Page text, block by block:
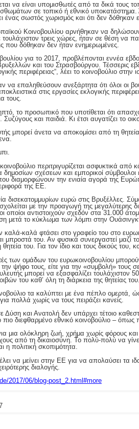
να είναι υπομισθωτές από τα δικά τους
σε τοπικό ή εθνικό
ένας σωστός χωρισμός και ότι δεν δόθηκαν
Κοινοβουλίου αρνήθηκαν να
τρεις χώρες, ήταν σε θέση να
που δόθηκαν δεν ήταν ενημερωμένες.
για το 2017, προβλέπονται εννέα
και του Στρασβούργου. Τέσσερις
περιφέρειας“, λέει το κοινοβούλιο στην
να επαληθεύσουν ανεξάρτητα ότι όλοι οι
στις εργασίες εκλογικής
τους.
το προσωπικό που υποτίθεται ότι
Συζύγους και παιδιά. Κι έτσι αυγατίζει το
μπορεί άνετα να αποκομίσει από τη
περιτριγυρίζεται ασφυκτικά
δημοσίων σχέσεων και εμπορικοί
διαμορφώνουν την ενιαία αγορά της
της ΕΕ.
δισεκατομμυρίων ευρώ στις Βρυξέλλες.
με την προαγωγή της μεγαλύτερης
οποίοι αντιστοιχούν σχεδόν στα 31.000
μετά το κύκλωμα των λόμπι στην
καλά φτάσει στο γραφείο του στο
μπροστά του. Αν φυσικά συνεργαστεί μαζί
θητεία του. Για τον ίδιο και τους δικούς του,
των ομάδων του ευρωκοινοβουλίου
ψήφο τους, είτε για την «συμβολή» τους
μπορεί να εξασφαλίζει τουλάχιστον
του καθ’ όλη τη διάρκεια της θητείας του.
τα καλύπτει με ένα πέπλο
πολλά χωρίς να τους πειράζει κανείς.
και Ανατολή δεν υπάρχει τέτοιο
πιο διεφθαρμένο εθνικό κοινοβούλιο –
μια ολόκληρη ζωή, χρήμα χωρίς φόρους
από τη δικαιοσύνη. Το πολύ-πολύ να
η πολιτική σκοπιμότητα.
να μείνει στην ΕΕ για να απολαύσει τα
διαλογής.
2017/06/blog-post_2.html#more